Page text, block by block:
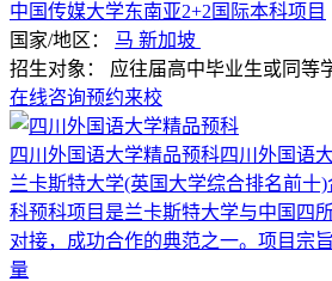
中国传媒大学东南亚2+2国际本科项目
国家/地区： 马 新加坡
招生对象： 应往届高中毕业生或同等
在线咨询预约来校
四川外国语大学精品预科四川外国语
兰卡斯特大学(英国大学综合排名前十
科预科项目是兰卡斯特大学与中国四
对接，成功合作的典范之一。项目宗
量